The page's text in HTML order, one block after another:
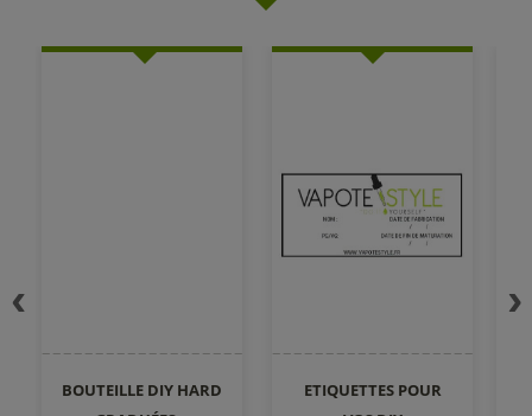
BOUTEILLE DIY HARD
ETIQUETTES POUR